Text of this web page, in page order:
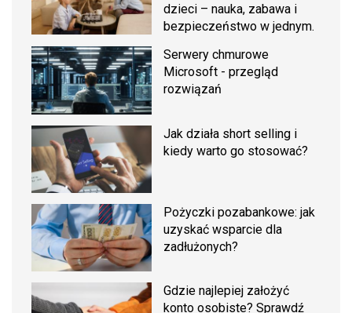
dzieci – nauka, zabawa i
bezpieczeństwo w jednym.
Serwery chmurowe
Microsoft - przegląd
rozwiązań
Jak działa short selling i
kiedy warto go stosować?
Pożyczki pozabankowe: jak
uzyskać wsparcie dla
zadłużonych?
Gdzie najlepiej założyć
konto osobiste? Sprawdź